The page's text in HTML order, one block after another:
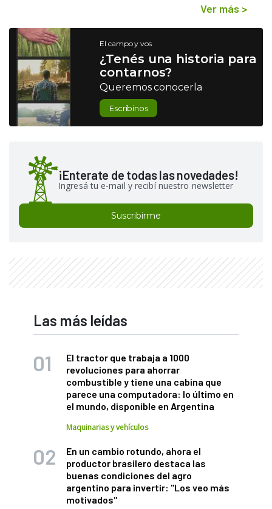
Ver más >
El campo y vos
¿Tenés una historia para
contarnos?
Queremos conocerla
Escribinos
¡Enterate de todas las novedades!
Ingresá tu e-mail y recibí nuestro newsletter
Suscribirme
Las más leídas
El tractor que trabaja a 1000
revoluciones para ahorrar
combustible y tiene una cabina que
parece una computadora: lo último en
el mundo, disponible en Argentina
Maquinarias y vehículos
En un cambio rotundo, ahora el
productor brasilero destaca las
buenas condiciones del agro
argentino para invertir: "Los veo más
motivados"